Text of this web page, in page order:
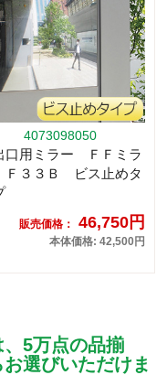
4073098050
口用ミラー ＦＦミラ
３３Ｂ ビス止めタ
販売価格： 46,750円
本体価格: 42,500円
、5万点の品揃
選びいただけま